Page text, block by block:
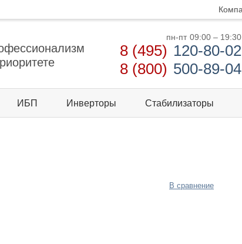
пн-пт 09:00 – 19:30
8 (495) 120-80-02
8 (800) 500-89-04
ИБП Инверторы Стабилизаторы
В сравнение